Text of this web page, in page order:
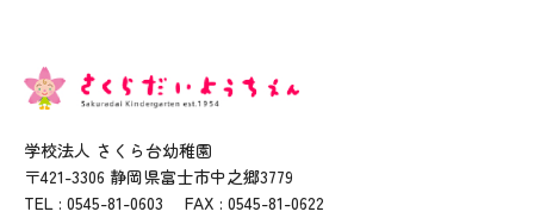
学校法人 さくら台幼稚園
〒421-3306 静岡県富士市中之郷3779
TEL : 0545-81-0603 FAX : 0545-81-0622